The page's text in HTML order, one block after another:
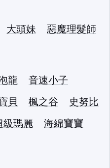
大頭妹 惡魔理髮師
龍
音速小子
貝 楓之谷
史努比
級瑪麗
海綿寶寶